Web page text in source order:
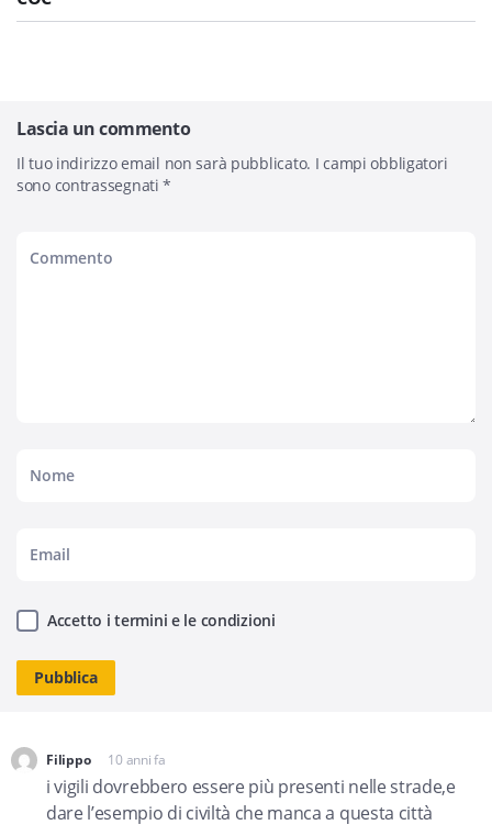
Lascia un commento
Il tuo indirizzo email non sarà pubblicato. I campi obbligatori
sono contrassegnati*
Accetto i termini e le condizioni
Filippo
dice:
10 anni fa
i vigili dovrebbero essere più presenti nelle strade,e
dare l’esempio di civiltà che manca a questa città